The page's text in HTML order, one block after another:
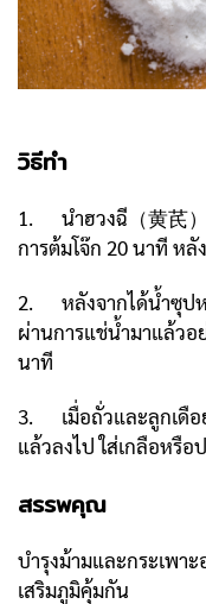
วิธีทำ
1. นำฮวงฉี（黄芪）
การต้มโจ๊ก 20 นาที ห
2. หลังจากได้น้ำซุปห
ผ่านการแช่น้ำมาแล้วอ
นาที
3. เมื่อถั่วและลูกเดือ
แล้วลงไป ใส่เกลือหรื
สรรพคุณ
บำรุงม้ามและกระเพา
เสริมภูมิคุ้มกัน